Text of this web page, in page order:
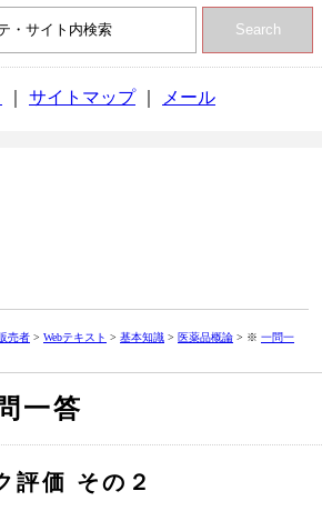
Search
サイトマップ｜ メール
売者 > Webテキスト > 基本知識 > 医薬品概論 > ※ 一問一
一答
評価 その２